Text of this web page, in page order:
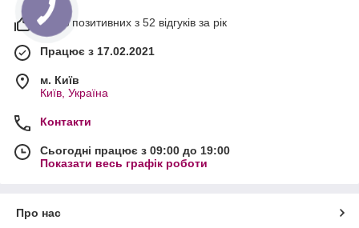
100% позитивних з 52 відгуків за рік
Працює з 17.02.2021
м. Київ
Київ, Україна
Контакти
Сьогодні працює з 09:00 до 19:00
Показати весь графік роботи
Про нас